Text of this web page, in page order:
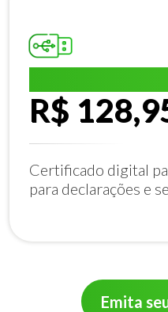
R$
Certificado digital
para declarações e
Emita